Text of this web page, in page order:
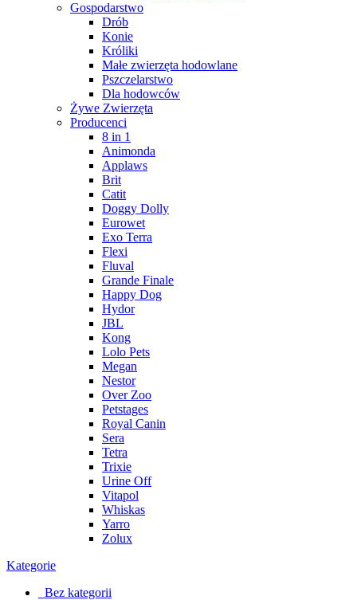
Gospodarstwo
Drób
Konie
Króliki
Małe zwierzęta hodowlane
Pszczelarstwo
Dla hodowców
Żywe Zwierzęta
Producenci
8 in 1
Animonda
Applaws
Brit
Catit
Doggy Dolly
Eurowet
Exo Terra
Flexi
Fluval
Grande Finale
Happy Dog
Hydor
JBL
Kong
Lolo Pets
Megan
Nestor
Over Zoo
Petstages
Royal Canin
Sera
Tetra
Trixie
Urine Off
Vitapol
Whiskas
Yarro
Zolux
Kategorie
_Bez kategorii